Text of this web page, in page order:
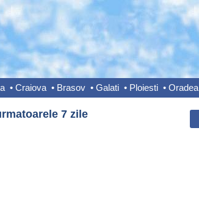
• Craiova • Brasov • Galati • Ploiesti • Oradea
7 zile